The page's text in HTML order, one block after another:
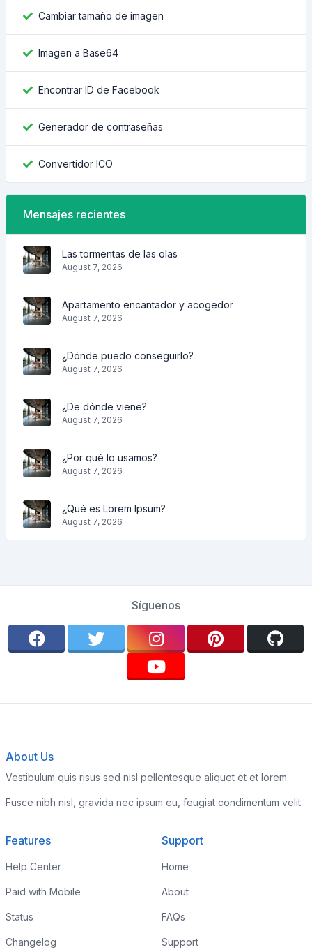
Cambiar tamaño de imagen
Imagen a Base64
Encontrar ID de Facebook
Generador de contraseñas
Convertidor ICO
Mensajes recientes
Las tormentas de las olas
August 7, 2026
Apartamento encantador y acogedor
August 7, 2026
¿Dónde puedo conseguirlo?
August 7, 2026
¿De dónde viene?
August 7, 2026
¿Por qué lo usamos?
August 7, 2026
¿Qué es Lorem Ipsum?
August 7, 2026
Síguenos
About Us
Vestibulum quis risus sed nisl pellentesque aliquet et et lorem.
Fusce nibh nisl, gravida nec ipsum eu, feugiat condimentum velit.
Features
Help Center
Paid with Mobile
Status
Changelog
Support
Home
About
FAQs
Support